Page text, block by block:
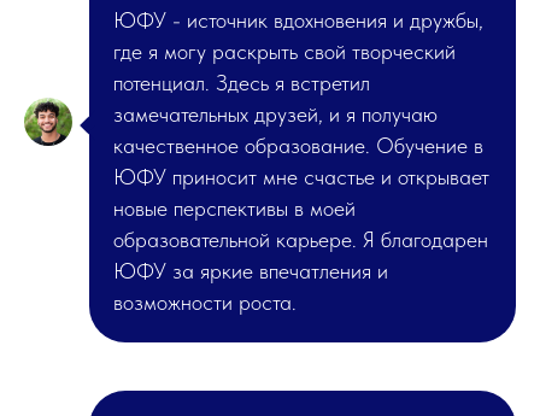
ЮФУ - источник вдохновения и дружбы,
где я могу раскрыть свой творческий
потенциал. Здесь я встретил
замечательных друзей, и я получаю
качественное образование. Обучение в
ЮФУ приносит мне счастье и открывает
новые перспективы в моей
образовательной карьере. Я благодарен
ЮФУ за яркие впечатления и
возможности роста.